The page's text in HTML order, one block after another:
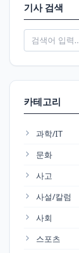
기사 검색
카테고리
과학/IT
문화
사고
사설/칼럼
사회
스포츠